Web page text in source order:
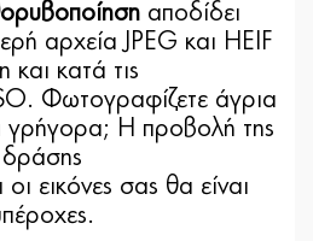
αποδίδει
αρχεία JPEG και HEIF
και κατά τις
Φωτογραφίζετε άγρια
γρήγορα; Η προβολή της
δράσης
οι εικόνες σας θα είναι